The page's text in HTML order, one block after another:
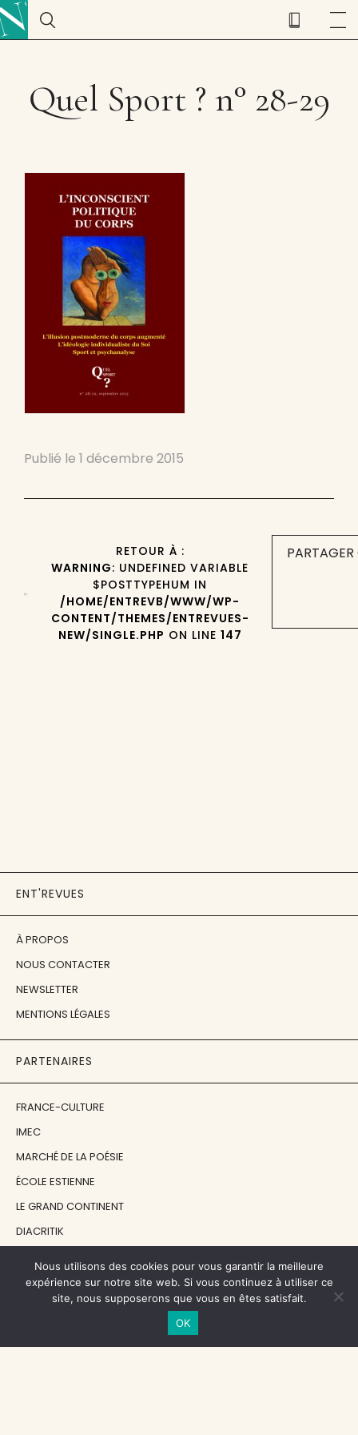
Quel Sport ? n° 28-29
Publié le 1 décembre 2015
RETOUR À :
WARNING: UNDEFINED VARIABLE
$POSTTYPEHUM IN
/HOME/ENTREVB/WWW/WP-
CONTENT/THEMES/ENTREVUES-
NEW/SINGLE.PHP ON LINE 147
ENT'REVUES
À PROPOS
NOUS CONTACTER
NEWSLETTER
MENTIONS LÉGALES
PARTENAIRES
FRANCE-CULTURE
IMEC
MARCHÉ DE LA POÉSIE
ÉCOLE ESTIENNE
LE GRAND CONTINENT
DIACRITIK
NOS SOUTIENS
CENTRE NATIONAL DU LIVRE
Nous utilisons des cookies pour vous garantir la meilleure
expérience sur notre site web. Si vous continuez à utiliser ce
site, nous supposerons que vous en êtes satisfait.
OK